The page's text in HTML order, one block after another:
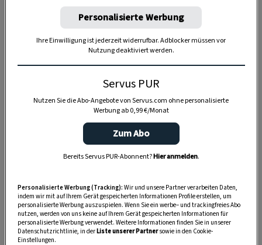
Anzeige
Personalisierte Werbung
Ihre Einwilligung ist jederzeit widerrufbar. Adblocker müssen vor
Nutzung deaktiviert werden.
Servus PUR
Nutzen Sie die Abo-Angebote von Servus.com ohne personalisierte
Werbung ab 0,99 €/Monat
Zum Abo
Bereits Servus PUR-Abonnent?Hier anmelden.
Personalisierte Werbung (Tracking): Wir und unsere Partner verarbeiten Daten,
indem wir mit auf Ihrem Gerät gespeicherten Informationen Profile erstellen, um
personalisierte Werbung auszuspielen. Wenn Sie ein werbe– und trackingfreies Abo
nutzen, werden von uns keine auf Ihrem Gerät gespeicherten Informationen für
personalisierte Werbung verwendet. Weitere Informationen finden Sie in unserer
Datenschutzrichtlinie, in derListe unserer Partnersowie in den Cookie-
Einstellungen.